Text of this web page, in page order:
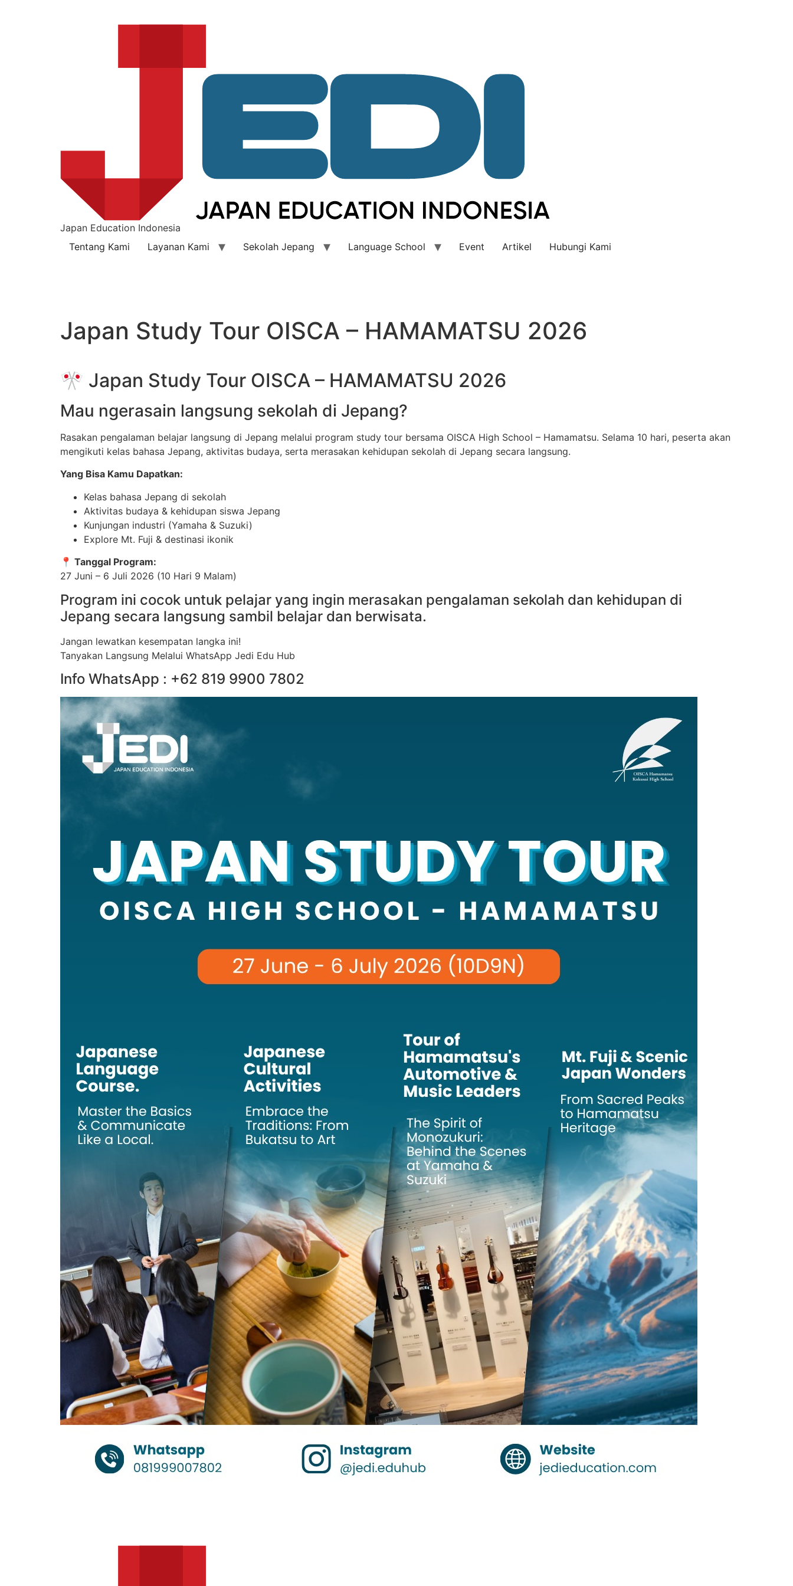
Japan Education Indonesia
Tentang Kami
Layanan Kami Sekolah Jepang Language School Event Artikel Hubungi Kami
Japan Study Tour OISCA – HAMAMATSU 2026
🎌 Japan Study Tour OISCA – HAMAMATSU 2026
Mau ngerasain langsung sekolah di Jepang?
Rasakan pengalaman belajar langsung di Jepang melalui program study tour bersama OISCA High School – Hamamatsu. Selama 10 hari, peserta akan
mengikuti kelas bahasa Jepang, aktivitas budaya, serta merasakan kehidupan sekolah di Jepang secara langsung.
Yang Bisa Kamu Dapatkan:
Kelas bahasa Jepang di sekolah
Aktivitas budaya & kehidupan siswa Jepang
Kunjungan industri (Yamaha & Suzuki)
Explore Mt. Fuji & destinasi ikonik
📍 Tanggal Program:
27 Juni – 6 Juli 2026 (10 Hari 9 Malam)
Program ini cocok untuk pelajar yang ingin merasakan pengalaman sekolah dan kehidupan di
Jepang secara langsung sambil belajar dan berwisata.
Jangan lewatkan kesempatan langka ini!
Tanyakan Langsung Melalui WhatsApp Jedi Edu Hub
Info WhatsApp : +62 819 9900 7802